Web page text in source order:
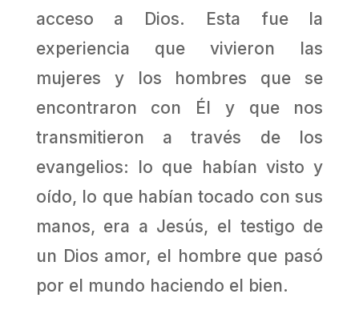
acceso a Dios. Esta fue la
experiencia que vivieron las
mujeres y los hombres que se
encontraron con Él y que nos
transmitieron a través de los
evangelios: lo que habían visto y
oído, lo que habían tocado con sus
manos, era a Jesús, el testigo de
un Dios amor, el hombre que pasó
por el mundo haciendo el bien.